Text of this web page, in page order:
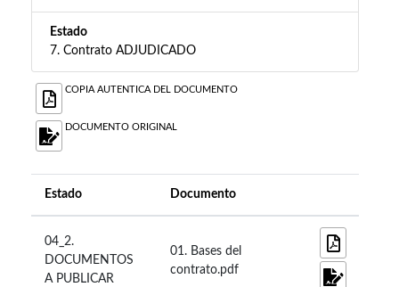
Estado
7. Contrato ADJUDICADO
COPIA AUTENTICA DEL DOCUMENTO
DOCUMENTO ORIGINAL
Estado Documento
04_2.
DOCUMENTOS
A PUBLICAR
01. Bases del
contrato.pdf